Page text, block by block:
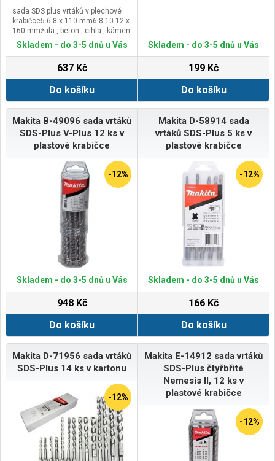
sada SDS plus vrtáků v plechové
krabičce5-6-8 x 110 mm6-8-10-12 x
160 mmžula , beton , cihla , kámen
Skladem - do 3-5 dnů u Vás
637 Kč
Do košíku
Skladem - do 3-5 dnů u Vás
199 Kč
Do košíku
Makita B-49096 sada vrtáků
SDS-Plus V-Plus 12 ks v
plastové krabičce
-12%
Skladem - do 3-5 dnů u Vás
948 Kč
Do košíku
Makita D-58914 sada
vrtáků SDS-Plus 5 ks v
plastové krabičce
-12%
Skladem - do 3-5 dnů u Vás
166 Kč
Do košíku
Makita D-71956 sada vrtáků
SDS-Plus 14 ks v kartonu
-12%
Makita E-14912 sada vrtáků
SDS-Plus čtyřbřité
Nemesis II, 12 ks v
plastové krabičce
-12%